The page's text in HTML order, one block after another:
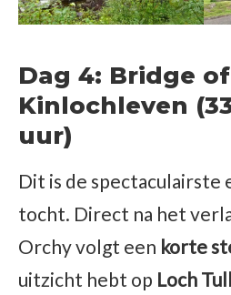
Dag 4: Bridge
Kinlochleven
uur)
Dit is de spectaculairste
tocht. Direct na het
Orchy volgt een korte
uitzicht hebt op Loch